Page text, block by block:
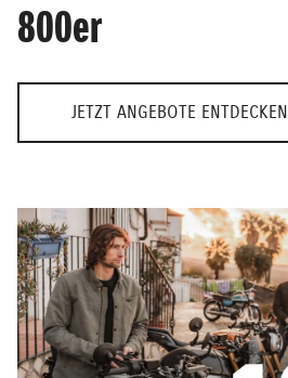
800er
JETZT ANGEBOTE ENTDECKEN